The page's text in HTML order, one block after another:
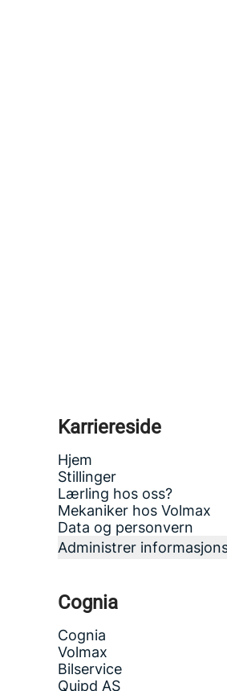
Karriereside
Hjem
Stillinger
Lærling hos oss?
Mekaniker hos Volmax
Data og personvern
Administrer
Cognia
Cognia
Volmax
Bilservice
Quipd AS